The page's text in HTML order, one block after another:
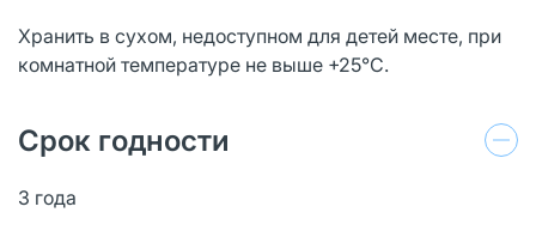
Хранить в сухом, недоступном для детей месте, при
комнатной температуре не выше +25°С.
Срок годности
3 года